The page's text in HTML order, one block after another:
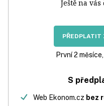
Ještě na
PŘEDPLATIT
První 2
S
Web Ekonom.cz bez